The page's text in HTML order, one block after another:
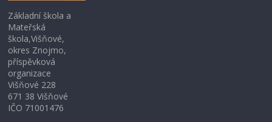
Základní škola a
Mateřská
škola,Višňové,
okres Znojmo,
příspěvková
organizace
Višňové 228
671 38 Višňové
IČO 71001476